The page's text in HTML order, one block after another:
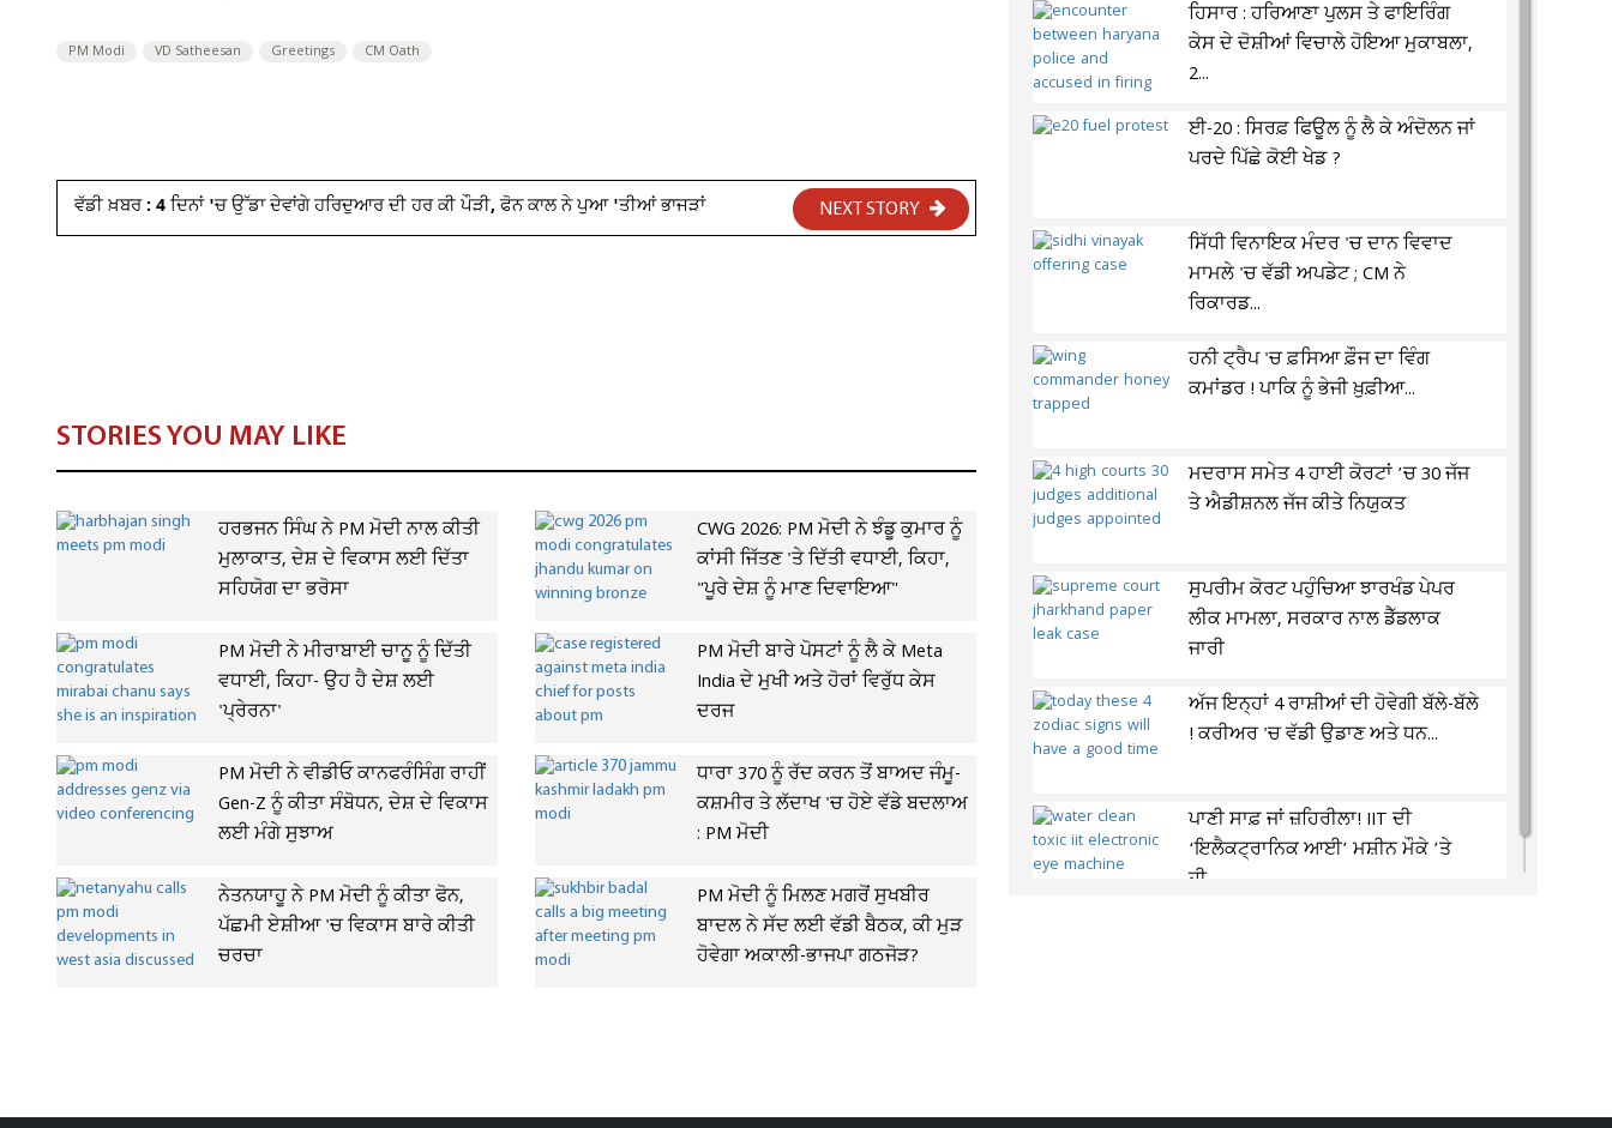
PM Modi VD Satheesan Greetings CM Oath
ਵੱਡੀ ਖ਼ਬਰ : 4 ਦਿਨਾਂ 'ਚ ਉੱਡਾ ਦੇਵਾਂਗੇ ਹਰਿਦੁਆਰ ਦੀ ਹਰ ਕੀ ਪੌੜੀ, ਫੋਨ ਕਾਲ ਨੇ ਪੁਆ 'ਤੀਆਂ ਭਾਜੜਾਂ NEXT STORY
STORIES YOU MAY LIKE
ਹਰਭਜਨ ਸਿੰਘ ਨੇ PM ਮੋਦੀ ਨਾਲ ਕੀਤੀ
ਮੁਲਾਕਾਤ, ਦੇਸ਼ ਦੇ ਵਿਕਾਸ ਲਈ ਦਿੱਤਾ
ਸਹਿਯੋਗ ਦਾ ਭਰੋਸਾ
CWG 2026: PM ਮੋਦੀ ਨੇ ਝੰਡੂ ਕੁਮਾਰ ਨੂੰ
ਕਾਂਸੀ ਜਿੱਤਣ 'ਤੇ ਦਿੱਤੀ ਵਧਾਈ, ਕਿਹਾ,
"ਪੂਰੇ ਦੇਸ਼ ਨੂੰ ਮਾਣ ਦਿਵਾਇਆ"
PM ਮੋਦੀ ਨੇ ਮੀਰਾਬਾਈ ਚਾਨੂ ਨੂੰ ਦਿੱਤੀ
ਵਧਾਈ, ਕਿਹਾ- ਉਹ ਹੈ ਦੇਸ਼ ਲਈ
'ਪ੍ਰੇਰਨਾ'
PM ਮੋਦੀ ਬਾਰੇ ਪੋਸਟਾਂ ਨੂੰ ਲੈ ਕੇ Meta
India ਦੇ ਮੁਖੀ ਅਤੇ ਹੋਰਾਂ ਵਿਰੁੱਧ ਕੇਸ
ਦਰਜ
PM ਮੋਦੀ ਨੇ ਵੀਡੀਓ ਕਾਨਫਰੰਸਿੰਗ ਰਾਹੀਂ
Gen-Z ਨੂੰ ਕੀਤਾ ਸੰਬੋਧਨ, ਦੇਸ਼ ਦੇ ਵਿਕਾਸ
ਲਈ ਮੰਗੇ ਸੁਝਾਅ
ਧਾਰਾ 370 ਨੂੰ ਰੱਦ ਕਰਨ ਤੋਂ ਬਾਅਦ ਜੰਮੂ-
ਕਸ਼ਮੀਰ ਤੇ ਲੱਦਾਖ 'ਚ ਹੋਏ ਵੱਡੇ ਬਦਲਾਅ
: PM ਮੋਦੀ
ਨੇਤਨਯਾਹੂ ਨੇ PM ਮੋਦੀ ਨੂੰ ਕੀਤਾ ਫੋਨ,
ਪੱਛਮੀ ਏਸ਼ੀਆ 'ਚ ਵਿਕਾਸ ਬਾਰੇ ਕੀਤੀ
ਚਰਚਾ
PM ਮੋਦੀ ਨੂੰ ਮਿਲਣ ਮਗਰੋਂ ਸੁਖਬੀਰ
ਬਾਦਲ ਨੇ ਸੱਦ ਲਈ ਵੱਡੀ ਬੈਠਕ, ਕੀ ਮੁੜ
ਹੋਵੇਗਾ ਅਕਾਲੀ-ਭਾਜਪਾ ਗਠਜੋੜ?
ਹਿਸਾਰ : ਹਰਿਆਣਾ ਪੁਲਸ ਤੇ ਫਾਇਰਿੰਗ
ਕੇਸ ਦੇ ਦੋਸ਼ੀਆਂ ਵਿਚਾਲੇ ਹੋਇਆ ਮੁਕਾਬਲਾ,
2...
ਈ-20 : ਸਿਰਫ਼ ਫਿਊਲ ਨੂੰ ਲੈ ਕੇ ਅੰਦੋਲਨ ਜਾਂ
ਪਰਦੇ ਪਿੱਛੇ ਕੋਈ ਖੇਡ ?
ਸਿੱਧੀ ਵਿਨਾਇਕ ਮੰਦਰ 'ਚ ਦਾਨ ਵਿਵਾਦ
ਮਾਮਲੇ 'ਚ ਵੱਡੀ ਅਪਡੇਟ ; CM ਨੇ
ਰਿਕਾਰਡ...
ਹਨੀ ਟ੍ਰੈਪ 'ਚ ਫ਼ਸਿਆ ਫ਼ੌਜ ਦਾ ਵਿੰਗ
ਕਮਾਂਡਰ ! ਪਾਕਿ ਨੂੰ ਭੇਜੀ ਖ਼ੁਫ਼ੀਆ...
ਮਦਰਾਸ ਸਮੇਤ 4 ਹਾਈ ਕੋਰਟਾਂ ’ਚ 30 ਜੱਜ
ਤੇ ਐਡੀਸ਼ਨਲ ਜੱਜ ਕੀਤੇ ਨਿਯੁਕਤ
ਸੁਪਰੀਮ ਕੋਰਟ ਪਹੁੰਚਿਆ ਝਾਰਖੰਡ ਪੇਪਰ
ਲੀਕ ਮਾਮਲਾ, ਸਰਕਾਰ ਨਾਲ ਡੈੱਡਲਾਕ
ਜਾਰੀ
ਅੱਜ ਇਨ੍ਹਾਂ 4 ਰਾਸ਼ੀਆਂ ਦੀ ਹੋਵੇਗੀ ਬੱਲੇ-ਬੱਲੇ
! ਕਰੀਅਰ 'ਚ ਵੱਡੀ ਉਡਾਣ ਅਤੇ ਧਨ...
ਪਾਣੀ ਸਾਫ਼ ਜਾਂ ਜ਼ਹਿਰੀਲਾ! IIT ਦੀ
‘ਇਲੈਕਟ੍ਰਾਨਿਕ ਆਈ’ ਮਸ਼ੀਨ ਮੌਕੇ ’ਤੇ
ਹੀ...